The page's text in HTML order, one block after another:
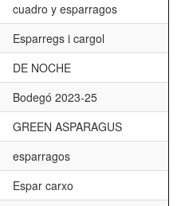
cuadro y esparragos
Esparregs i cargol
DE NOCHE
Bodegó 2023-25
GREEN ASPARAGUS
esparragos
Espar carxo